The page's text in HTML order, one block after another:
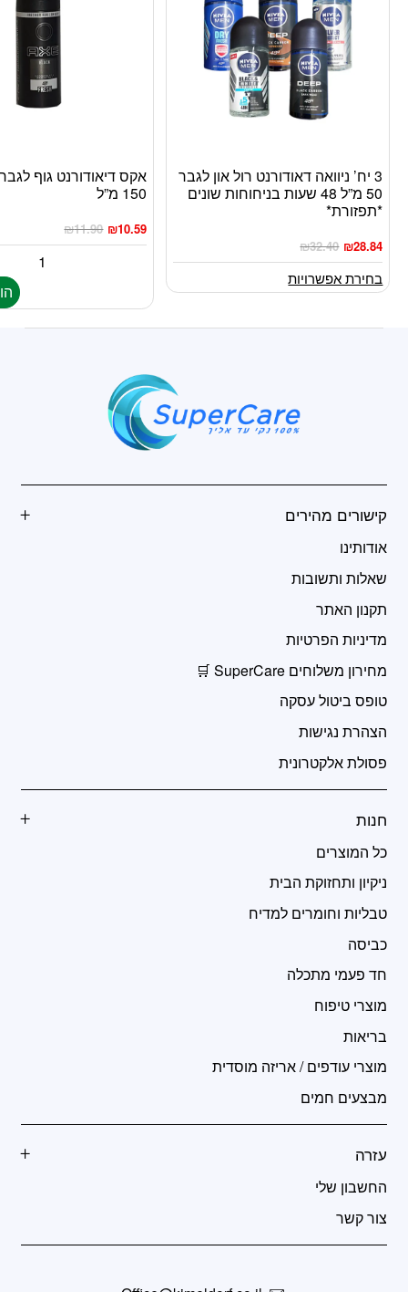
3 יח’ ניוואה דאודורנט רול און לגבר
50 מ”ל 48 שעות בניחוחות שונים
*תפזורת*
₪32.40 ₪28.84
למוצר
זה
יש
מספר
סוגים.
ניתן
את
בחירת אפשרויות
אקס דיאודורנט גוף
150 מ”ל
₪11.90 ₪10.59
קישורים מהירים
אודותינו
שאלות ותשובות
תקנון האתר
מדיניות הפרטיות
מחירון משלוחים SuperCare 🛒
טופס ביטול עסקה
הצהרת נגישות
פסולת אלקטרונית
חנות
כל המוצרים
ניקיון ותחזוקת הבית
טבליות וחומרים למדיח
כביסה
חד פעמי מתכלה
מוצרי טיפוח
בריאות
מוצרי עודפים / אריזה מוסדית
מבצעים חמים
עזרה
החשבון שלי
צור קשר